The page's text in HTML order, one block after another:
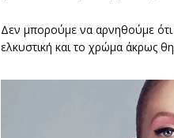
Δεν μπορούμε να αρνηθούμε ότι
ελκυστική και το χρώμα άκρως